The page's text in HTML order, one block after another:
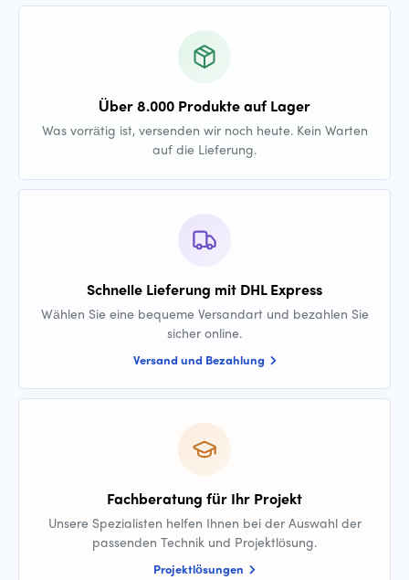
Über 8.000 Produkte auf Lager
Was vorrätig ist, versenden wir noch heute. Kein Warten
auf die Lieferung.
Schnelle Lieferung mit DHL Express
Wählen Sie eine bequeme Versandart und bezahlen Sie
sicher online.
Versand und Bezahlung
Fachberatung für Ihr Projekt
Unsere Spezialisten helfen Ihnen bei der Auswahl der
passenden Technik und Projektlösung.
Projektlösungen